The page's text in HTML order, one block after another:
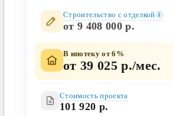
Строительство c отделкой i
от 9 408 000 р.
В ипотеку от 6%
от 39 025 р./мес.
Стоимость проекта
101 920 р.